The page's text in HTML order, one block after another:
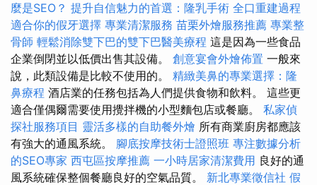
麼是SEO？ 提升自信魅力的首選：隆乳手術 全口重建過程
適合你的假牙選擇 專業清潔服務 苗栗外燴服務推薦 專業整
骨師 輕鬆消除雙下巴的雙下巴醫美療程 這是因為一些食品
企業倒閉並以低價出售其設備。 創意宴會外燴佈置 一般來
說，此類設備是比較不使用的。 精緻美鼻的專業選擇：隆
鼻療程 酒店業的任務包括為人們提供食物和飲料。 這些更
適合僅偶爾需要使用攪拌機的小型麵包店或餐廳。 私家偵
探社服務項目 靈活多樣的自助餐外燴 所有商業廚房都應該
有強大的通風系統。 腳底按摩技術士證照班 專注數據分析
的SEO專家 西屯區按摩推薦 一小時居家清潔費用 良好的通
風系統確保整個餐廳良好的空氣品質。 新北專業徵信社 假